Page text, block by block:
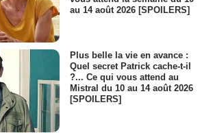
au 14 août 2026 [SPOILERS]
Plus belle la vie en avance :
Quel secret Patrick cache-t-il
?... Ce qui vous attend au
Mistral du 10 au 14 août 2026
[SPOILERS]